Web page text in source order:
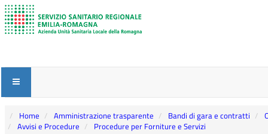
Home Amministrazione trasparente Bandi di gara e contratti
Avvisi e Procedure
Procedure per Forniture e Servizi